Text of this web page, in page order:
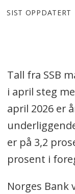
SIST OPPDATERT
Tall fra SSB
i april steg
april 2026 er
er på 3,2
prosent i
Norges Bank